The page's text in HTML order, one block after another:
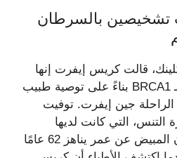
تشخيصين بالسرطان
قالت كريس إيفرت إنها
خضعت للاختبار الجيني لـ BRCA1 بناءً على توصية طبيب
الراحلة جين إيفرت. توفيت
التنس، التي كانت لديها
الطفرة الجينية، بسرطان المبيض عن عمر يناهز 62 عامًا